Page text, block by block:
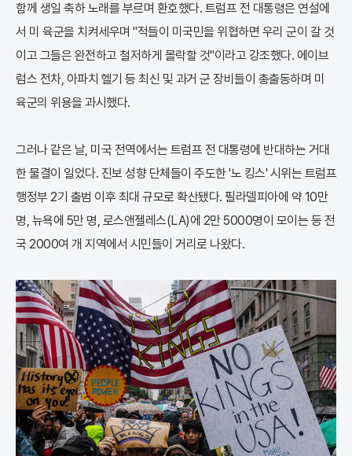
함께 생일 축하 노래를 부르며 환호했다. 트럼프 전 대통령은 연설에
서 미 육군을 치켜세우며 "적들이 미국민을 위협하면 우리 군이 갈 것
이고 그들은 완전하고 철저하게 몰락할 것"이라고 강조했다. 에이브
럼스 전차, 아파치 헬기 등 최신 및 과거 군 장비들이 총출동하며 미
육군의 위용을 과시했다.
그러나 같은 날, 미국 전역에서는 트럼프 전 대통령에 반대하는 거대
한 물결이 일었다. 진보 성향 단체들이 주도한 '노 킹스' 시위는 트럼프
행정부 2기 출범 이후 최대 규모로 확산됐다. 필라델피아에 약 10만
명, 뉴욕에 5만 명, 로스앤젤레스(LA)에 2만 5000명이 모이는 등 전
국 2000여 개 지역에서 시민들이 거리로 나왔다.